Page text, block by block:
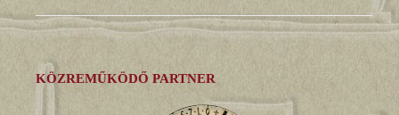
KÖZREMŰKÖDŐ PARTNER